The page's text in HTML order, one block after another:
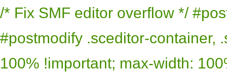
/* Fix SMF editor overflow */
#postmodify .sceditor-container,
100% !important; max-width: